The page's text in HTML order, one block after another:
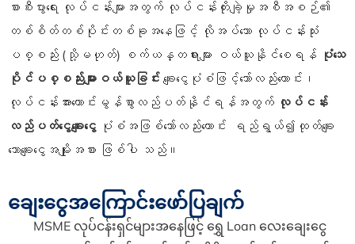
စားစီးပွားရေး လုပ်ငန်းများအတွက် လုပ်ငန်း တိုးချဲ့မှုအစီအစဉ်၏
တစ်စိတ်တစ်ပိုင်းတစ်ခုအနေဖြင့် လိုအပ်သော လုပ်ငန်းသုံး
ပစ္စည်း (သို့မဟုတ်) စက်ယန္တရားများ ဝယ်ယူနိုင်စေရန ပုံသေ
ပိုင်ပစ္စည်းများဝယ်ယူခြင်း ချေးငွေ ပုံစံဖြင့်သော်လည်းကောင်း၊
လုပ်ငန်းအားကောင်းမွန်စွာလည်ပတ်နိုင်ရန်အတွက် လုပ်ငန်း
လည်ပတ်ငွေချေးငွေ ပုံစံအဖြစ်သော်လည်းကောင်း
ရည်ရွယ်၍ထုတ်ချေး
သောချေးငွေ အမျိုးအစား ဖြစ် ပါ သည်။
ချေးငွေအကြောင်းဖော်ပြချက်
MSME လုပ်ငန်းရှင်များအနေဖြင့် ရွှေ Loan လေးချေးငွေ